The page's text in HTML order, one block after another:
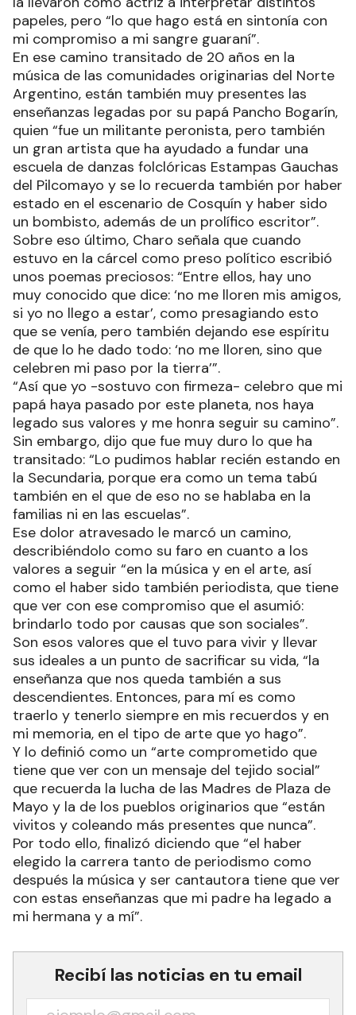
papeles, pero “lo que hago está en sintonía con
mi compromiso a mi sangre guaraní”.
En ese camino transitado de 20 años en la
música de las comunidades originarias del Norte
Argentino, están también muy presentes las
enseñanzas legadas por su papá Pancho Bogarín,
quien “fue un militante peronista, pero también
un gran artista que ha ayudado a fundar una
escuela de danzas folclóricas Estampas Gauchas
del Pilcomayo y se lo recuerda también por haber
estado en el escenario de Cosquín y haber sido
un bombisto, además de un prolífico escritor”.
Sobre eso último, Charo señala que cuando
estuvo en la cárcel como preso político escribió
unos poemas preciosos: “Entre ellos, hay uno
muy conocido que dice: ‘no me lloren mis amigos,
si yo no llego a estar’, como presagiando esto
que se venía, pero también dejando ese espíritu
de que lo he dado todo: ‘no me lloren, sino que
celebren mi paso por la tierra’”.
“Así que yo -sostuvo con firmeza- celebro que mi
papá haya pasado por este planeta, nos haya
legado sus valores y me honra seguir su camino”.
Sin embargo, dijo que fue muy duro lo que ha
transitado: “Lo pudimos hablar recién estando en
la Secundaria, porque era como un tema tabú
también en el que de eso no se hablaba en la
familias ni en las escuelas”.
Ese dolor atravesado le marcó un camino,
describiéndolo como su faro en cuanto a los
valores a seguir “en la música y en el arte, así
como el haber sido también periodista, que tiene
que ver con ese compromiso que el asumió:
brindarlo todo por causas que son sociales”.
Son esos valores que el tuvo para vivir y llevar
sus ideales a un punto de sacrificar su vida, “la
enseñanza que nos queda también a sus
descendientes. Entonces, para mí es como
traerlo y tenerlo siempre en mis recuerdos y en
mi memoria, en el tipo de arte que yo hago”.
Y lo definió como un “arte comprometido que
tiene que ver con un mensaje del tejido social”
que recuerda la lucha de las Madres de Plaza de
Mayo y la de los pueblos originarios que “están
vivitos y coleando más presentes que nunca”.
Por todo ello, finalizó diciendo que “el haber
elegido la carrera tanto de periodismo como
después la música y ser cantautora tiene que ver
con estas enseñanzas que mi padre ha legado a
mi hermana y a mí”.
Recibí las noticias en tu email